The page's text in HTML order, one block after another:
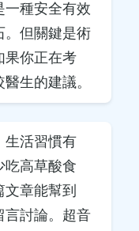
一種安全有效
。但關鍵是術
果你正在考
生的建議。
生活習慣有
吃高草酸食
章能幫到
言討論。超音